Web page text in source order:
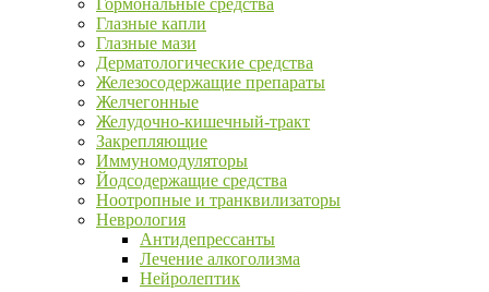
Гормональные средства
Глазные капли
Глазные мази
Дерматологические средства
Железосодержащие препараты
Желчегонные
Желудочно-кишечный-тракт
Закрепляющие
Иммуномодуляторы
Йодсодержащие средства
Ноотропные и транквилизаторы
Неврология
Антидепрессанты
Лечение алкоголизма
Нейролептик